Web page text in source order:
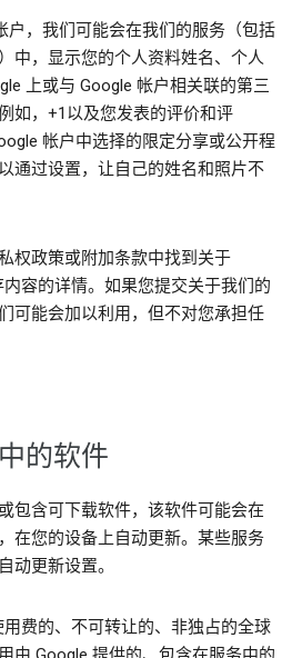
户，我们可能会在我们的服务（包括
中，显示您的个人资料姓名、个人
上或与 Google 帐户相关联的第三
如，+1以及您发表的评价和评
帐户中选择的限定分享或公开程
通过设置，让自己的姓名和照片不
权政策或附加条款中找到关于
容的详情。如果您提交关于我们的
可能会加以利用，但不对您承担任
的软件
包含可下载软件，该软件可能会在
在您的设备上自动更新。某些服务
动更新设置。
费的、不可转让的、非独占的全球